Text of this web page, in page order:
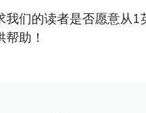
我们的读者是否愿意从
助！